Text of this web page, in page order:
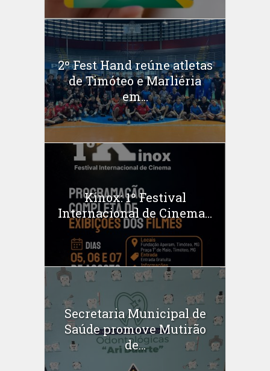
2º Fest Hand reúne atletas
de Timóteo e Marliéria
em...
Kinox: 1º Festival
Internacional de Cinema...
Secretaria Municipal de
Saúde promove Mutirão
de...